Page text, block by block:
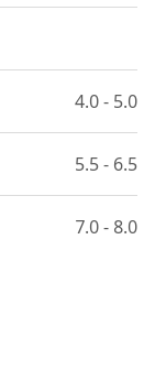
4.0 - 5.0
5.5 - 6.5
7.0 - 8.0